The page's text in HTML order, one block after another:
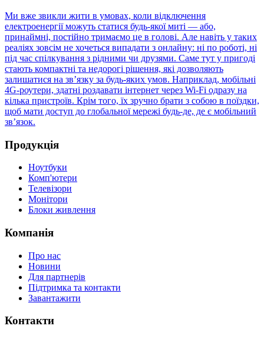
Ми вже звикли жити в умовах, коли відключення
електроенергії можуть статися будь-якої миті — або,
принаймні, постійно тримаємо це в голові. Але навіть у таких
реаліях зовсім не хочеться випадати з онлайну: ні по роботі, ні
під час спілкування з рідними чи друзями. Саме тут у пригоді
стають компактні та недорогі рішення, які дозволяють
залишатися на зв’язку за будь-яких умов. Наприклад, мобільні
4G-роутери, здатні роздавати інтернет через Wi-Fi одразу на
кілька пристроїв. Крім того, їх зручно брати з собою в поїздки,
щоб мати доступ до глобальної мережі будь-де, де є мобільний
зв’язок.
Продукція
Ноутбуки
Комп'ютери
Телевізори
Монітори
Блоки живлення
Компанія
Про нас
Новини
Для партнерів
Підтримка та контакти
Завантажити
Контакти